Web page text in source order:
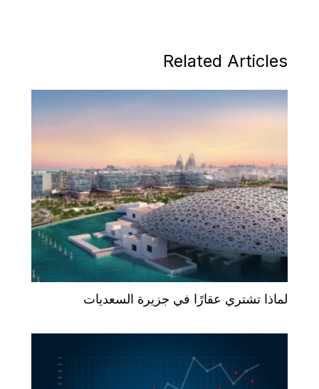
Related Articles
لماذا تشتري عقارًا في جزيرة السعديات